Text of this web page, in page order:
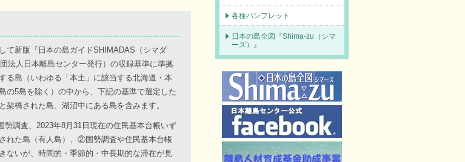
て新版『日本の島ガイドSHIMADAS（シマダ
法人日本離島センター発行）の収録基準に準拠
る島（いわゆる「本土」に該当する北海道・本
の5島を除く）の中から、下記の基準で選定した
架橋された島、湖沼中にある島を含みます。
調査、2023年8月31日現在の住民基本台帳いず
れた島（有人島）、②国勢調査や住民基本台帳
ないが、時間的・季節的・中長期的な滞在が見
各種パンフレット
日本の島全図『Shima-zu（シマ
ーズ）』